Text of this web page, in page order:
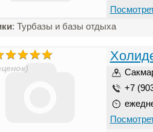
: Турбазы и базы отдыха
+7